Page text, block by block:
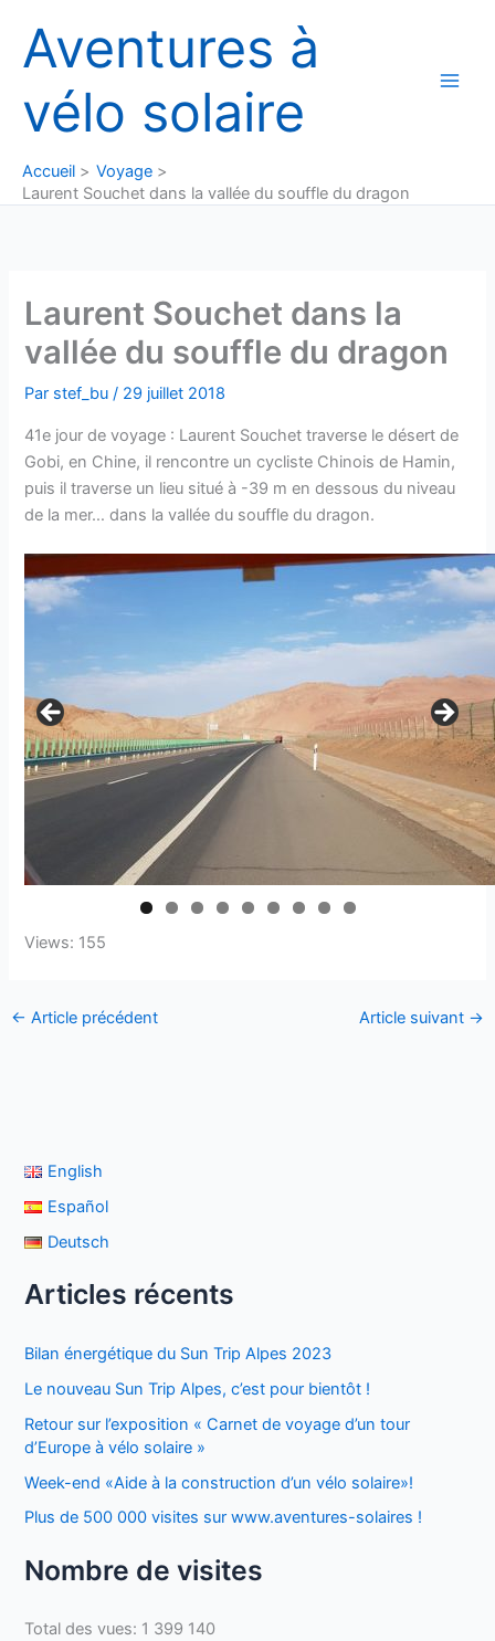
contenu
Aventures à
vélo solaire
Accueil
Voyage
Laurent Souchet dans la vallée du souffle du dragon
Laurent Souchet dans la
vallée du souffle du dragon
Par stef_bu/ 29 juillet 2018
41e jour de voyage : Laurent Souchet traverse le désert de
Gobi, en Chine, il rencontre un cycliste Chinois de Hamin,
puis il traverse un lieu situé à -39 m en dessous du niveau
de la mer… dans la vallée du souffle du dragon.
Views: 155
← Article précédent Article suivant →
English
Español
Deutsch
Articles récents
Bilan énergétique du Sun Trip Alpes 2023
Le nouveau Sun Trip Alpes, c’est pour bientôt !
Retour sur l’exposition « Carnet de voyage d’un tour
d’Europe à vélo solaire »
Week-end «Aide à la construction d’un vélo solaire»!
Plus de 500 000 visites sur www.aventures-solaires !
Nombre de visites
Total des vues: 1 399 140